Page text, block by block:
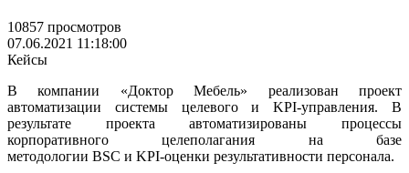
10857 просмотров
07.06.2021 11:18:00
Кейсы
В компании «Доктор Мебель» реализован проект
автоматизации системы целевого и KPI-управления. В
результате проекта автоматизированы процессы
корпоративного целеполагания на базе
методологии BSC и KPI-оценки результативности персонала.